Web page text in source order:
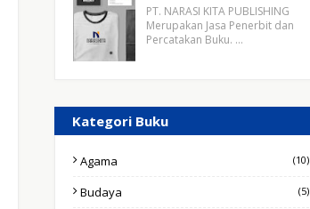
PT. NARASI KITA PUBLISHING
Merupakan Jasa Penerbit dan
Percatakan Buku. …
Kategori Buku
Agama (10)
Budaya (5)